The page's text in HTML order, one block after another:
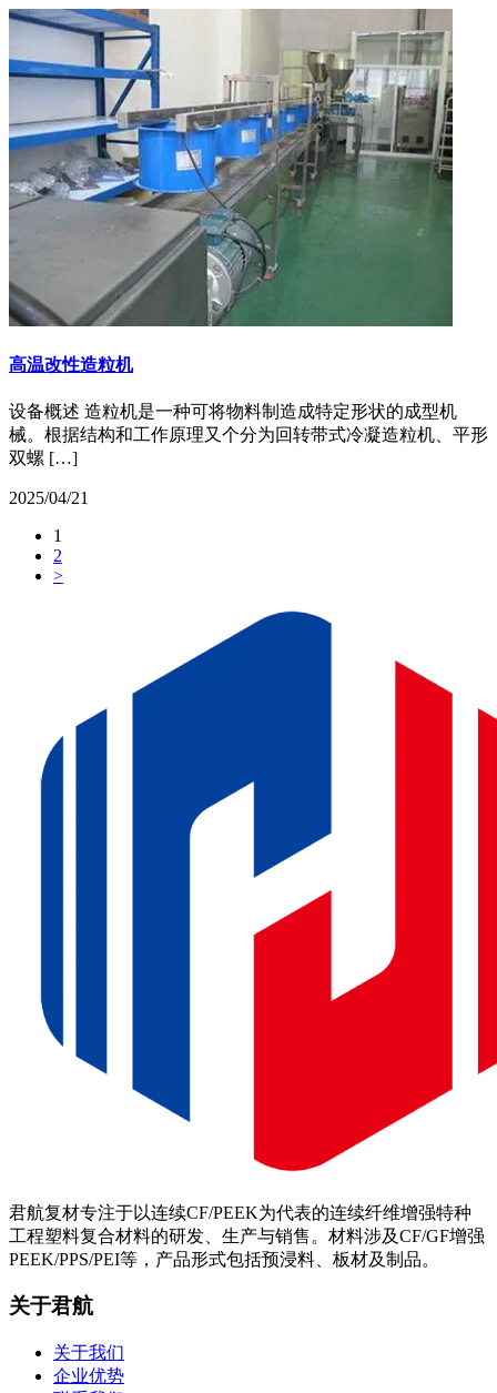
高温改性造粒机
设备概述 造粒机是一种可将物料制造成特定形状的成型机
械。根据结构和工作原理又个分为回转带式冷凝造粒机、平形
双螺 […]
2025/04/21
1
2
>
君航复材专注于以连续CF/PEEK为代表的连续纤维增强特种
工程塑料复合材料的研发、生产与销售。材料涉及CF/GF增强
PEEK/PPS/PEI等，产品形式包括预浸料、板材及制品。
关于君航
关于我们
企业优势